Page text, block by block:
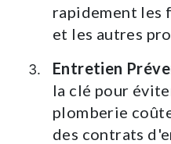
rapidement les
et les autres
Entretien
la clé pour
plomberie
des contrats